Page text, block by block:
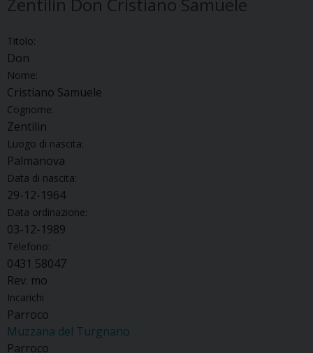
Titolo:
Don
Nome:
Cristiano Samuele
Cognome:
Zentilin
Luogo di nascita:
Palmanova
Data di nascita:
29-12-1964
Data ordinazione:
03-12-1989
Telefono:
0431 58047
Rev. mo
Incarichi
Parroco
Muzzana del Turgnano
Parroco